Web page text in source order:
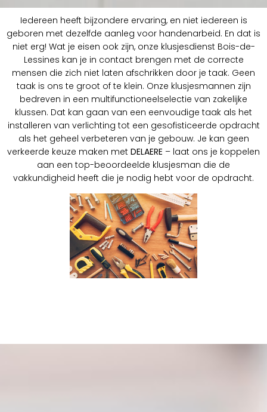
Iedereen heeft bijzondere ervaring, en niet iedereen is
geboren met dezelfde aanleg voor handenarbeid. En dat is
niet erg! Wat je eisen ook zijn, onze klusjesdienst Bois-de-
Lessines kan je in contact brengen met de correcte
mensen die zich niet laten afschrikken door je taak. Geen
taak is ons te groot of te klein. Onze klusjesmannen zijn
bedreven in een multifunctioneelselectie van zakelijke
klussen. Dat kan gaan van een eenvoudige taak als het
installeren van verlichting tot een gesofisticeerde opdracht
als het geheel verbeteren van je gebouw. Je kan geen
verkeerde keuze maken met DELAERE – laat ons je koppelen
aan een top-beoordeelde klusjesman die de
vakkundigheid heeft die je nodig hebt voor de opdracht.